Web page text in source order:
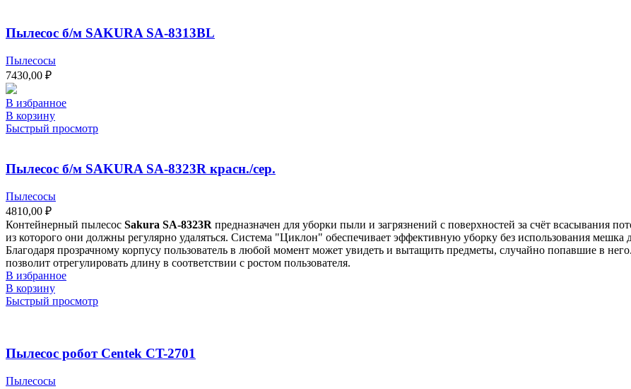
Пылесос б/м SAKURA SA-8313BL
Пылесосы
7430,00 ₽
В избранное
В корзину
Быстрый просмотр
Пылесос б/м SAKURA SA-8323R красн./сер.
Пылесосы
4810,00 ₽
Контейнерный пылесос Sakura SA-8323R предназначен для уборки пыли и загрязнений с поверхностей за счёт всасывания
из которого они должны регулярно удаляться. Система "Циклон" обеспечивает эффективную уборку без использования
Благодаря прозрачному корпусу пользователь в любой момент может увидеть и вытащить предметы, случайно попавшие в
позволит отрегулировать длину в соответствии с ростом пользователя.
В избранное
В корзину
Быстрый просмотр
Пылесос робот Centek CT-2701
Пылесосы